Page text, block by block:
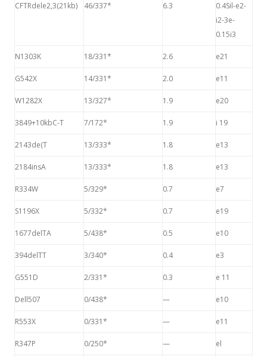
CFTRdele2,3(21kb) 46/337* 6.3
0.4Sil-e2-
i2-3e-
0.15i3
N1303K 18/331* 2.6 е21
G542X 14/331* 2.0 е11
W1282X 13/327* 1.9 е20
3849+10kbC-T 7/172* 1.9 i 19
2143de(T 13/333* 1.8 е13
2184insA 13/333* 1.8 е13
R334W 5/329* 0.7 e7
S1196X 5/332* 0.7 e19
1677delTA 5/438* 0.5 e10
394delTT 3/340* 0.4 e3
G551D 2/331* 0.3 e 11
Dell507 0/438* — e10
R553X 0/331* — e11
R347P 0/250* — el